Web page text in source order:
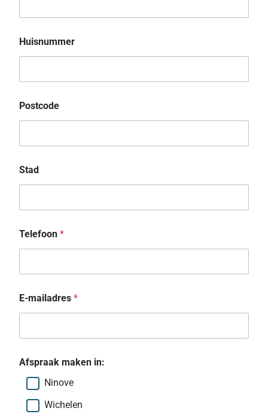
Huisnummer
Postcode
Stad
Telefoon *
E-mailadres *
Afspraak maken in:
Ninove
Wichelen